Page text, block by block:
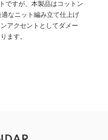
ですが、本製品はコットン
なニット編み立て仕上げ
アクセントとしてダメー
ます。